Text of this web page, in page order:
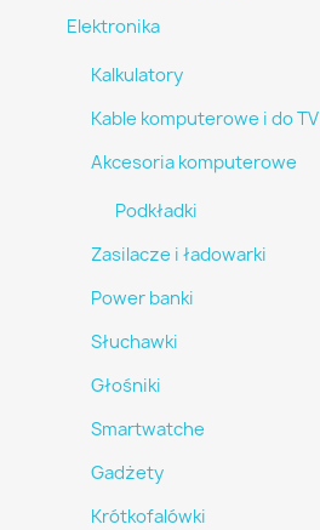
Elektronika
Kalkulatory
Kable komputerowe i do TV
Akcesoria komputerowe
Podkładki
Zasilacze i ładowarki
Power banki
Słuchawki
Głośniki
Smartwatche
Gadżety
Krótkofalówki